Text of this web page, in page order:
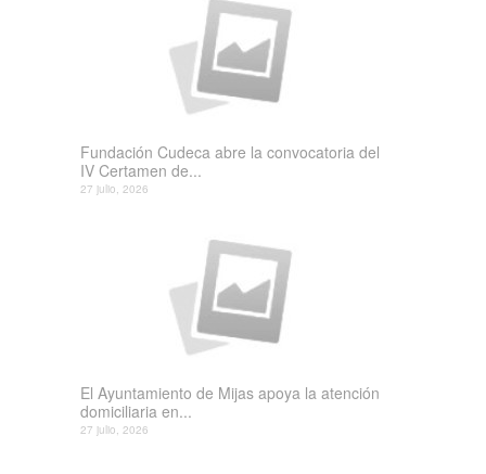
Fundación Cudeca abre la convocatoria del
IV Certamen de...
27 julio, 2026
El Ayuntamiento de Mijas apoya la atención
domiciliaria en...
27 julio, 2026